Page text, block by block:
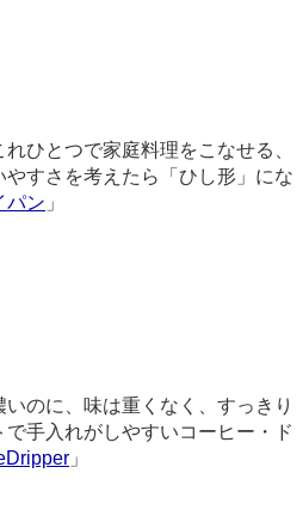
ひとつで家庭料理をこなせる、
すさを考えたら「ひし形」にな
パン 」
のに、味は重くなく、すっきり
手入れがしやすいコーヒー・ド
」